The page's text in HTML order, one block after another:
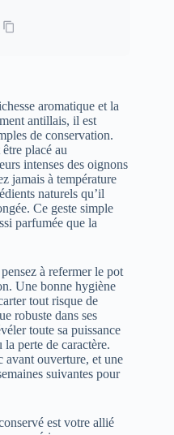
aromatique et la
antillais, il est
de conservation.
placé au
intenses des oignons
jamais à température
naturels qu’il
Ce geste simple
parfumée que la
à refermer le pot
Une bonne hygiène
tout risque de
robuste dans ses
toute sa puissance
perte de caractère.
avant ouverture, et une
suivantes pour
est votre allié